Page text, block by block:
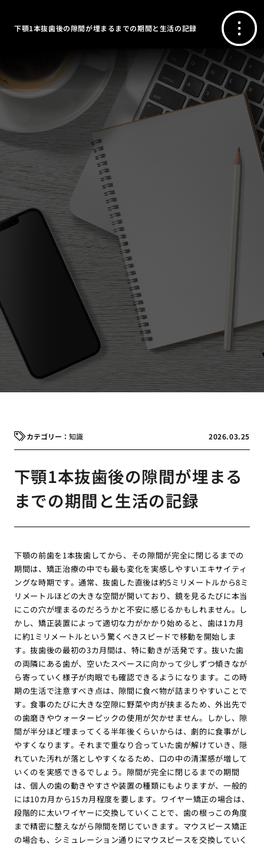
下顎1本抜歯後の隙間が埋まるまでの期間と生活の記録
2026.03.25
知識
下顎1本抜歯後の隙間が埋まる
までの期間と生活の記録
下顎の前歯を1本抜歯してから、その隙間が完全に閉じるまでの
期間は、矯正治療の中でも最も変化を実感しやすいエキサイティ
ングな時期です。通常、抜歯した直後は約5ミリメートルから8ミ
リメートルほどの大きな空間が開いており、鏡を見るたびに本当
にこの穴が埋まるのだろうかと不安に感じるかもしれません。し
かし、矯正装置によって適切な力がかかり始めると、歯は1カ月
に約1ミリメートルという驚くべきスピードで移動を開始しま
す。抜歯後の最初の3カ月間は、特に動きが活発です。抜いた歯
の両隣にある歯が、空いたスペースに向かって少しずつ傾きなが
ら寄っていく様子が肉眼でも確認できるようになります。この時
期の生活で注意すべき点は、隙間に食べ物が詰まりやすいことで
す。食事のたびに大きな空隙に野菜や肉が挟まるため、外出先で
の歯磨きやウォーターピックの使用が欠かせません。しかし、隙
間が半分ほど埋まってくる半年後くらいからは、劇的に食事がし
やすくなります。それまで重なり合っていた歯が解けていき、隠
れていた汚れが落としやすくなるため、口の中の清潔感が増して
いくのを実感できるでしょう。隙間が完全に閉じるまでの期間
は、個人の歯の動きやすさや装置の種類にもよりますが、一般的
には10カ月から15カ月程度を要します。ワイヤー矯正の場合は、
段階的に太いワイヤーに交換していくことで、歯の根っこの角度
まで精密に整えながら隙間を閉じていきます。マウスピース矯正
の場合も、シミュレーション通りにマウスピースを交換していく